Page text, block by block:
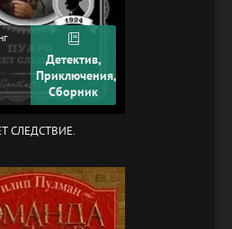
Детектив,
Приключения,
Сборник
СЛЕДСТВИЕ.